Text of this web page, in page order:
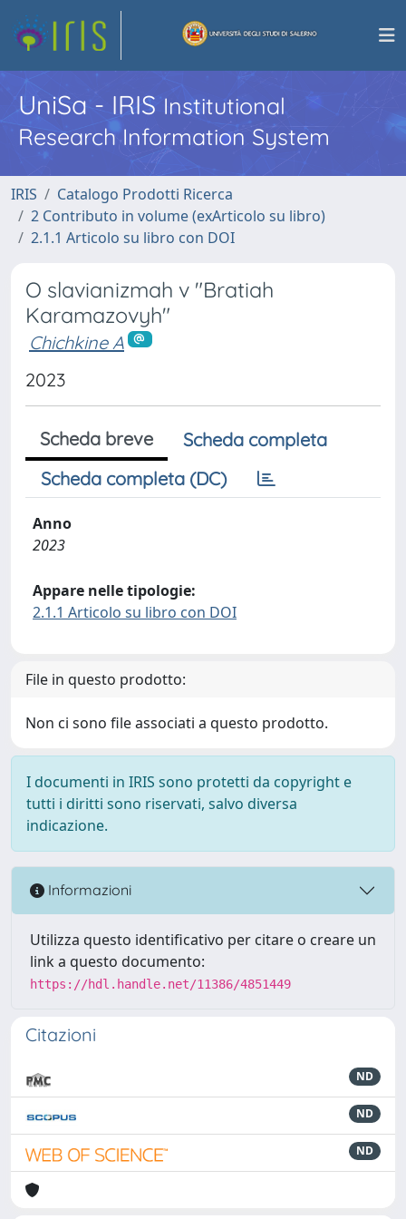
UniSa - IRISInstitutional
Research Information System
IRIS
Catalogo Prodotti Ricerca
2 Contributo in volume (exArticolo su libro)
2.1.1 Articolo su libro con DOI
O slavianizmah v "Bratiah
Karamazovyh"
Chichkine A
2023
Scheda breve
Scheda completa
Scheda completa (DC)
Anno
2023
Appare nelle tipologie:
2.1.1 Articolo su libro con DOI
File in questo prodotto:
Non ci sono file associati a questo prodotto.
I documenti in IRIS sono protetti da copyright e
tutti i diritti sono riservati, salvo diversa
indicazione.
Informazioni
Utilizza questo identificativo per citare o creare un
link a questo documento:
https://hdl.handle.net/11386/4851449
Citazioni
ND
ND
ND